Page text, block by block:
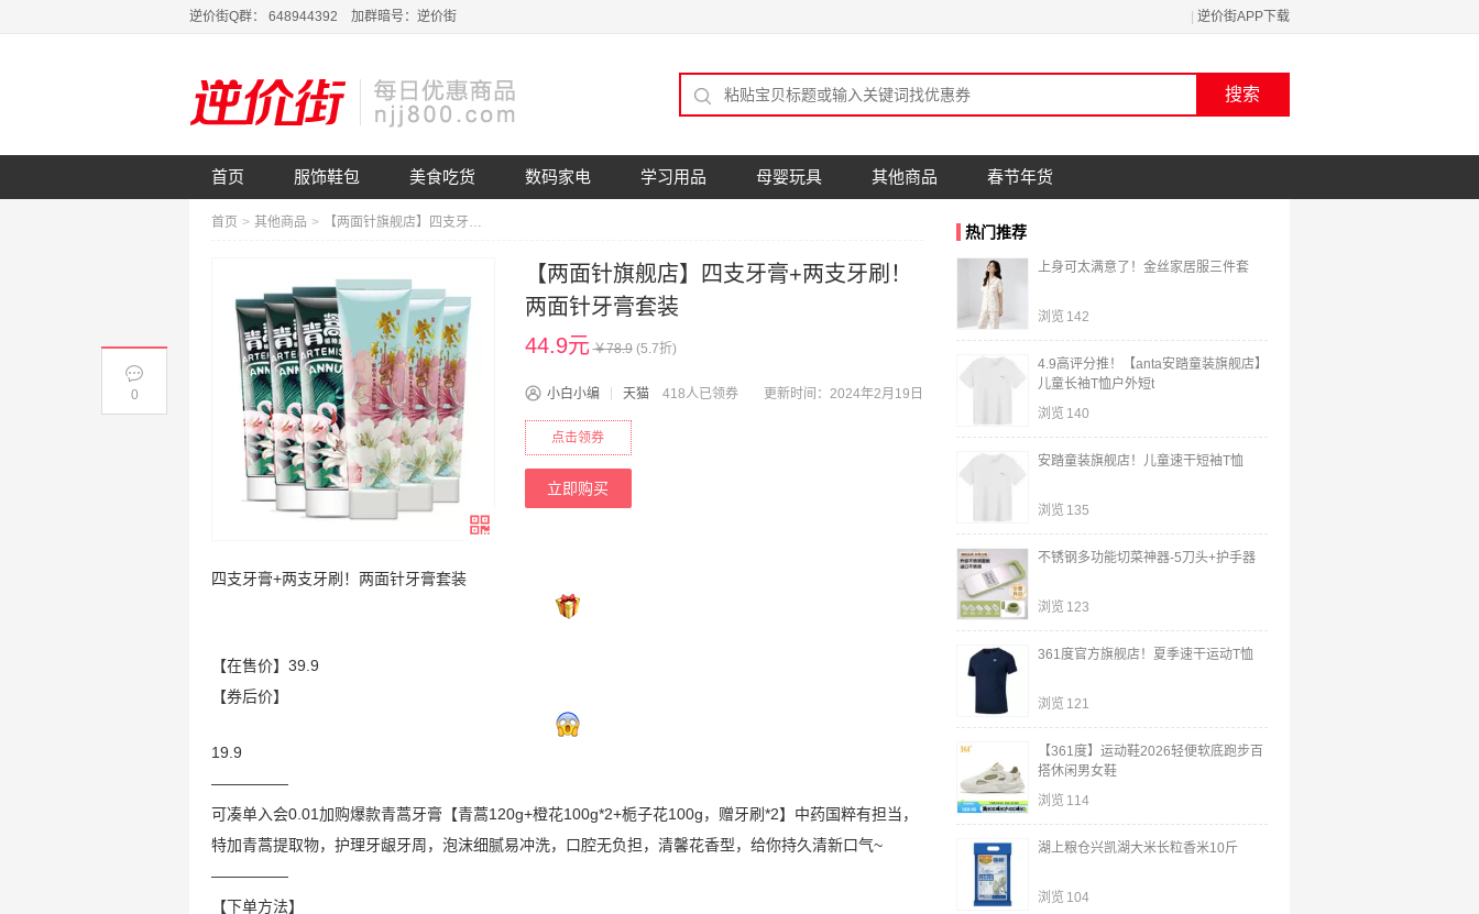
逆价街Q群： 648944392 加群暗号：逆价街 逆价街APP下载
首页 服饰鞋包 美食吃货 数码家电 学习用品 母婴玩具 其他商品 春节年货
首页 > 其他商品 > 【两面针旗舰店】四支牙膏+两支牙刷！两面针牙膏套装
【两面针旗舰店】四支牙膏+两支牙刷！
两面针牙膏套装
44.9元 ￥78.9 (5.7折)
小白小编 天猫 418人已领券 更新时间：2024年2月19日
点击领券
立即购买
四支牙膏+两支牙刷！两面针牙膏套装
【在售价】39.9
【券后价】
19.9
—————
可凑单入会0.01加购爆款青蒿牙膏【青蒿120g+橙花100g*2+栀子花100g，赠牙刷*2】中药国粹有担当，
特加青蒿提取物，护理牙龈牙周，泡沫细腻易冲洗，口腔无负担，清馨花香型，给你持久清新口气~
—————
【下单方法】
热门推荐
上身可太满意了！金丝家居服三件套
浏览 142
4.9高评分推！【anta安踏童装旗舰店】
儿童长袖T恤户外短t
浏览 140
安踏童装旗舰店！儿童速干短袖T恤
浏览 135
不锈钢多功能切菜神器-5刀头+护手器
浏览 123
361度官方旗舰店！夏季速干运动T恤
浏览 121
【361度】运动鞋2026轻便软底跑步百
搭休闲男女鞋
浏览 114
湖上粮仓兴凯湖大米长粒香米10斤
浏览 104
0